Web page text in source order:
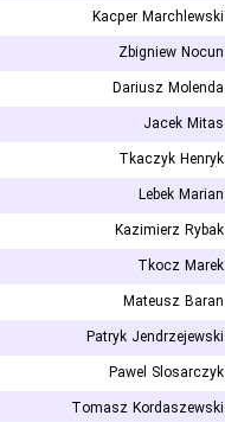
Kacper Marchlewski
Zbigniew Nocun
Dariusz Molenda
Jacek Mitas
Tkaczyk Henryk
Lebek Marian
Kazimierz Rybak
Tkocz Marek
Mateusz Baran
Patryk Jendrzejewski
Pawel Slosarczyk
Tomasz Kordaszewski